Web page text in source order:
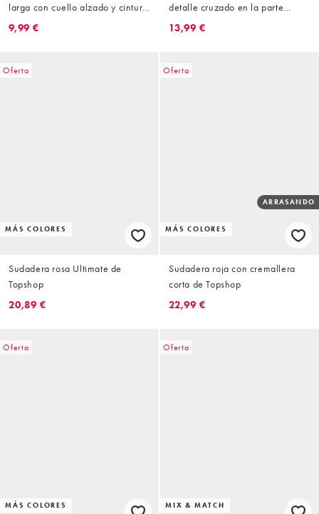
larga con cuello alzado y cintura
entallada de tejido interlock de
9,99 €
detalle cruzado en la parte
delantera de Topshop
13,99 €
Oferta
MÁS COLORES
Sudadera rosa Ultimate de
Topshop
20,89 €
Oferta
MÁS COLORES
ARRASANDO
Sudadera roja con cremallera
corta de Topshop
22,99 €
Oferta
MÁS COLORES
Oferta
MIX & MATCH